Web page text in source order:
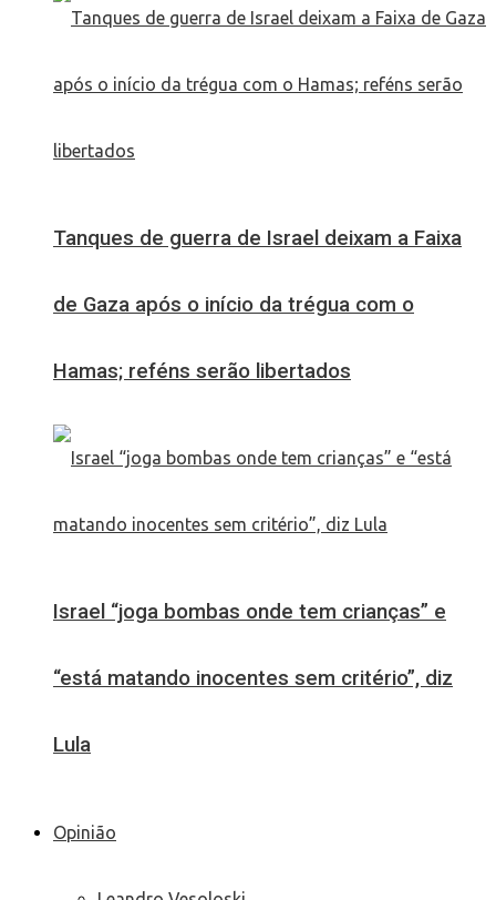
Tanques de guerra de Israel deixam a Faixa
de Gaza após o início da trégua com o
Hamas; reféns serão libertados
Israel “joga bombas onde tem crianças” e
“está matando inocentes sem critério”, diz
Lula
Opinião